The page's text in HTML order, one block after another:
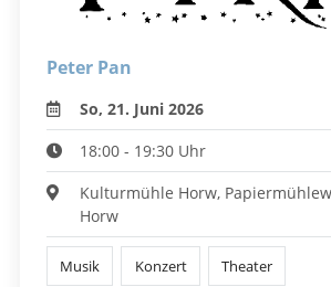
Peter Pan
So, 21. Juni 2026
18:00 - 19:30 Uhr
Kulturmühle Horw,
Horw
Musik Konzert Theater